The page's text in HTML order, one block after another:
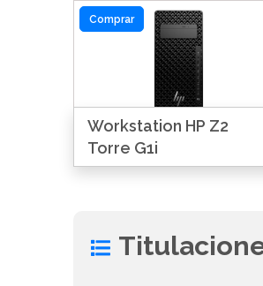
Comprar
Workstation HP Z2
Torre G1i